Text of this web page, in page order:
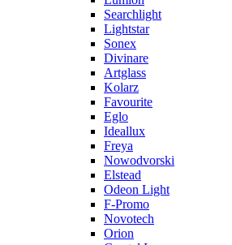
Searchlight
Lightstar
Sonex
Divinare
Artglass
Kolarz
Favourite
Eglo
Ideallux
Freya
Nowodvorski
Elstead
Odeon Light
F-Promo
Novotech
Orion